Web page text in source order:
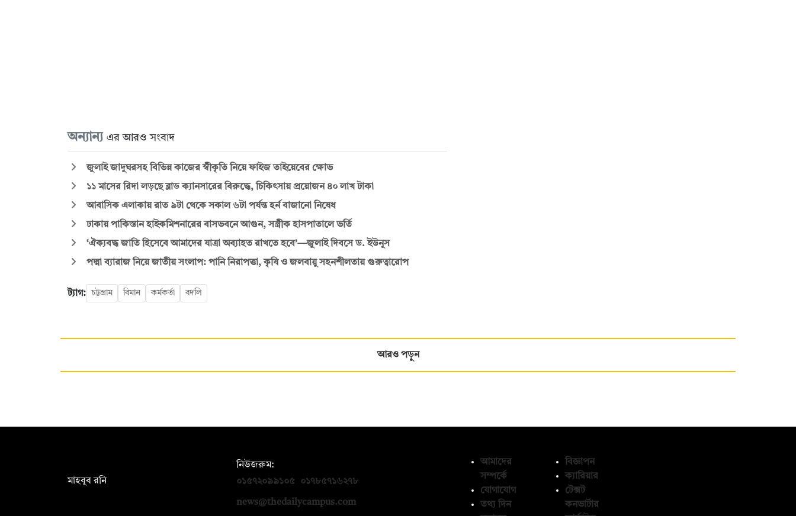
অন্যান্য এর আরও সংবাদ
জুলাই জাদুঘরসহ বিভিন্ন কাজের স্বীকৃতি নিয়ে ফাইজ তাইয়েবের ক্ষোভ
১১ মাসের রিদা লড়ছে ব্লাড ক্যানসারের বিরুদ্ধে, চিকিৎসায় প্রয়োজন ৪০ লাখ টাকা
আবাসিক এলাকায় রাত ৯টা থেকে সকাল ৬টা পর্যন্ত হর্ন বাজানো নিষেধ
ঢাকায় পাকিস্তান হাইকমিশনারের বাসভবনে আগুন, সস্ত্রীক হাসপাতালে ভর্তি
‘ঐক্যবদ্ধ জাতি হিসেবে আমাদের যাত্রা অব্যাহত রাখতে হবে’—জুলাই দিবসে ড. ইউনূস
পদ্মা ব্যারাজ নিয়ে জাতীয় সংলাপ: পানি নিরাপত্তা, কৃষি ও জলবায়ু সহনশীলতায় গুরুত্বারোপ
ট্যাগ: চট্টগ্রাম বিমান কর্মকর্তা বদলি
আরও পড়ুন
মাহবুব রনি
নিউজরুম:
০১৫৭২০৯৯১০৫
০১৭৮৫৭১৬২৭৮
news@thedailycampus.com
আমাদের
সম্পর্কে
যোগাযোগ
তথ্য দিন
বিজ্ঞাপন
ক্যারিয়ার
টেক্সট
কনভার্টার